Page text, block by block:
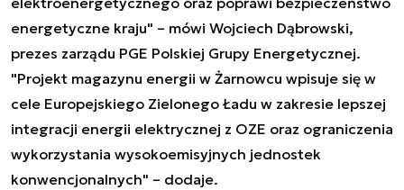
energetyczne kraju" – mówi Wojciech Dąbrowski,
prezes zarządu PGE Polskiej Grupy Energetycznej.
"Projekt magazynu energii w Żarnowcu wpisuje się w
cele Europejskiego Zielonego Ładu w zakresie lepszej
integracji energii elektrycznej z OZE oraz ograniczenia
wykorzystania wysokoemisyjnych jednostek
konwencjonalnych" – dodaje.